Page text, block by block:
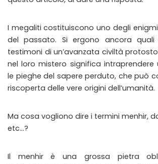
I megaliti costituiscono uno degli
del passato. Si ergono ancora
testimoni di un’avanzata civiltà
nel loro mistero significa intraprendere
le pieghe del sapere perduto, che può
riscoperta delle vere origini dell’umanità.
Ma cosa vogliono dire i termini menhir,
etc…?
Il menhir è una grossa pietra